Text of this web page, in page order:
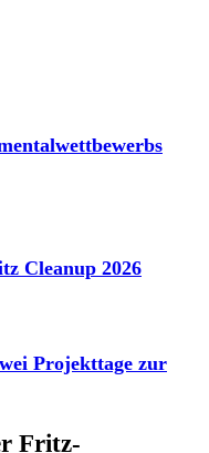
Cleanup 2026
Projekttage zur
Fritz-